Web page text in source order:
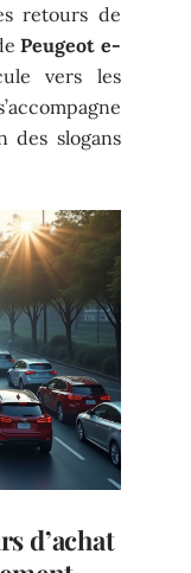
retours de
Peugeot e-
vers les
des slogans
d’achat